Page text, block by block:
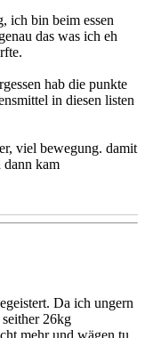
ich bin beim essen
das was ich eh
hab die punkte
in diesen listen
viel bewegung. damit
dann kam
Da ich ungern
26kg
mehr und wägen tu